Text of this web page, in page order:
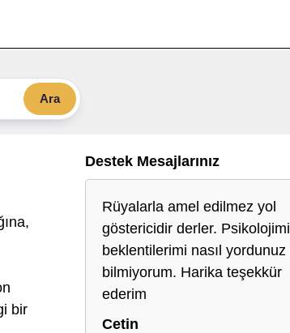
Ara
bir
Destek Mesajlarınız
Rüyalarla amel edilmez yol
göstericidir derler. Psikolojimi
beklentilerimi nasıl yordunuz
bilmiyorum. Harika teşekkür
ederim
Cetin